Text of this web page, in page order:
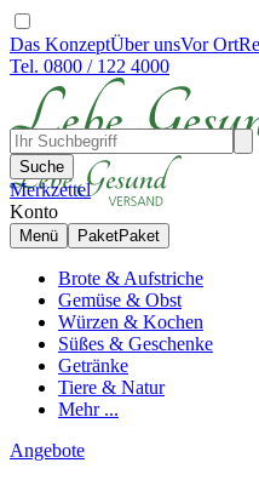
Das KonzeptÜber unsVor Ort
Tel. 0800 / 122 4000
Suche
Merkzettel
Konto
Menü PaketPaket
Brote & Aufstriche
Gemüse & Obst
Würzen & Kochen
Süßes & Geschenke
Getränke
Tiere & Natur
Mehr ...
Angebote